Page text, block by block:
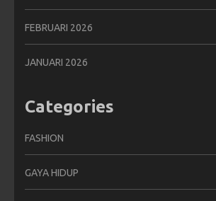
FEBRUARI 2026
JANUARI 2026
Categories
FASHION
GAYA HIDUP